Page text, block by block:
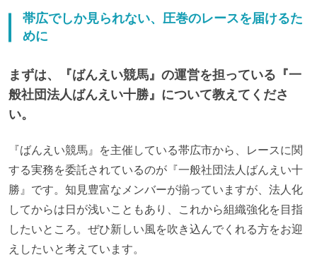
帯広でしか見られない、圧巻のレースを届けるた
めに
まずは、『ばんえい競馬』の運営を担っている『一
般社団法人ばんえい十勝』について教えてくださ
い。
『ばんえい競馬』を主催している帯広市から、レースに関
する実務を委託されているのが『一般社団法人ばんえい十
勝』です。知見豊富なメンバーが揃っていますが、法人化
してからは日が浅いこともあり、これから組織強化を目指
したいところ。ぜひ新しい風を吹き込んでくれる方をお迎
えしたいと考えています。